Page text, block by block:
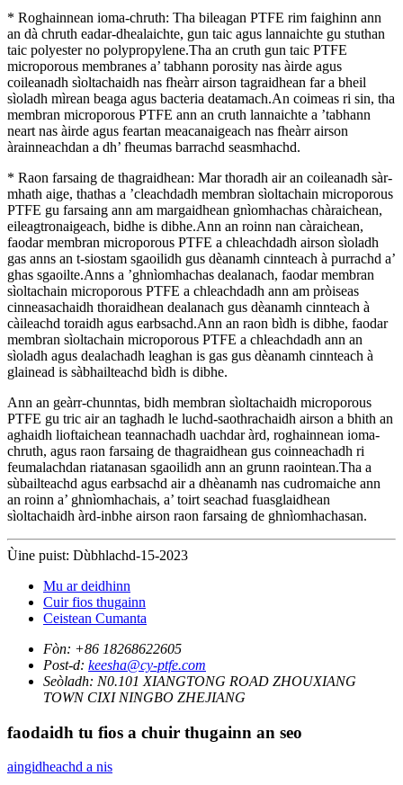
* Roghainnean ioma-chruth: Tha bileagan PTFE rim faighinn ann
an dà chruth eadar-dhealaichte, gun taic agus lannaichte gu stuthan
taic polyester no polypropylene.Tha an cruth gun taic PTFE
microporous membranes a’ tabhann porosity nas àirde agus
coileanadh sìoltachaidh nas fheàrr airson tagraidhean far a bheil
sìoladh mìrean beaga agus bacteria deatamach.An coimeas ri sin, tha
membran microporous PTFE ann an cruth lannaichte a ’tabhann
neart nas àirde agus feartan meacanaigeach nas fheàrr airson
àrainneachdan a dh’ fheumas barrachd seasmhachd.
* Raon farsaing de thagraidhean: Mar thoradh air an coileanadh sàr-
mhath aige, thathas a ’cleachdadh membran sìoltachain microporous
PTFE gu farsaing ann am margaidhean gnìomhachas chàraichean,
eileagtronaigeach, bidhe is dibhe.Ann an roinn nan càraichean,
faodar membran microporous PTFE a chleachdadh airson sìoladh
gas anns an t-siostam sgaoilidh gus dèanamh cinnteach à purrachd a’
ghas sgaoilte.Anns a ’ghnìomhachas dealanach, faodar membran
sìoltachain microporous PTFE a chleachdadh ann am pròiseas
cinneasachaidh thoraidhean dealanach gus dèanamh cinnteach à
càileachd toraidh agus earbsachd.Ann an raon bìdh is dibhe, faodar
membran sìoltachain microporous PTFE a chleachdadh ann an
sìoladh agus dealachadh leaghan is gas gus dèanamh cinnteach à
glainead is sàbhailteachd bìdh is dibhe.
Ann an geàrr-chunntas, bidh membran sìoltachaidh microporous
PTFE gu tric air an taghadh le luchd-saothrachaidh airson a bhith an
aghaidh lioftaichean teannachadh uachdar àrd, roghainnean ioma-
chruth, agus raon farsaing de thagraidhean gus coinneachadh ri
feumalachdan riatanasan sgaoilidh ann an grunn raointean.Tha a
sùbailteachd agus earbsachd air a dhèanamh nas cudromaiche ann
an roinn a’ ghnìomhachais, a’ toirt seachad fuasglaidhean
sìoltachaidh àrd-inbhe airson raon farsaing de ghnìomhachasan.
Ùine puist: Dùbhlachd-15-2023
Mu ar deidhinn
Cuir fios thugainn
Ceistean Cumanta
Fòn: +86 18268622605
Post-d: keesha@cy-ptfe.com
Seòladh: N0.101 XIANGTONG ROAD ZHOUXIANG
TOWN CIXI NINGBO ZHEJIANG
faodaidh tu fios a chuir thugainn an seo
aingidheachd a nis